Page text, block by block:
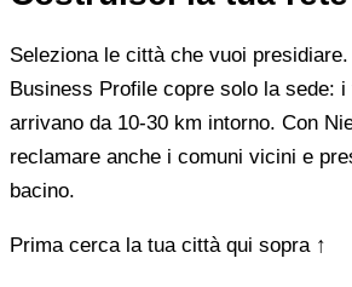
Seleziona le città che vuoi
Business Profile copre solo la sede: i
arrivano da 10-30 km intorno. Con
reclamare anche i comuni vicini e
bacino.
Prima cerca la tua città qui sopra ↑